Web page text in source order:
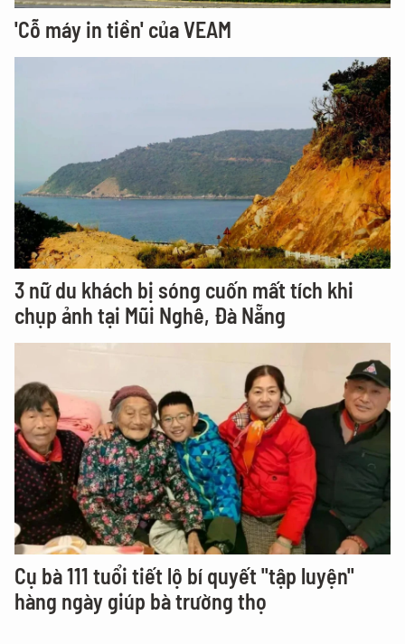
'Cỗ máy in tiền' của VEAM
3 nữ du khách bị sóng cuốn mất tích khi
chụp ảnh tại Mũi Nghê, Đà Nẵng
Cụ bà 111 tuổi tiết lộ bí quyết "tập luyện"
hàng ngày giúp bà trường thọ